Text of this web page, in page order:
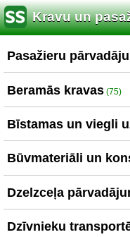
Kravu un
Pasažieru
Beramās kravas (75)
Bīstamas un viegli
Būvmateriāli un
Dzelzceļa
Dzīvnieku